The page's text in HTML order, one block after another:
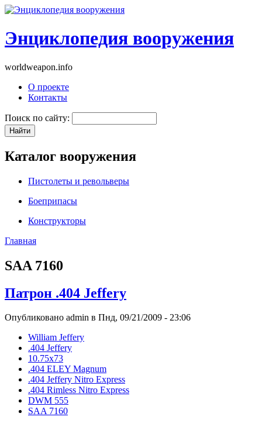
Энциклопедия вооружения
worldweapon.info
О проекте
Контакты
Поиск по сайту:
Каталог вооружения
Пистолеты и револьверы
Боеприпасы
Конструкторы
Главная
SAA 7160
Патрон .404 Jeffery
Опубликовано admin в Пнд, 09/21/2009 - 23:06
William Jeffery
.404 Jeffery
10.75x73
.404 ELEY Magnum
.404 Jeffery Nitro Express
.404 Rimless Nitro Express
DWM 555
SAA 7160